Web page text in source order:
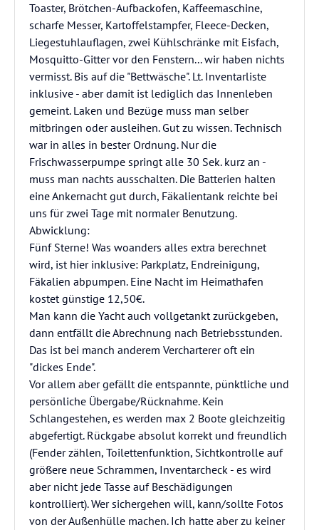
Toaster, Brötchen-Aufbackofen, Kaffeemaschine,
scharfe Messer, Kartoffelstampfer, Fleece-Decken,
Liegestuhlauflagen, zwei Kühlschränke mit Eisfach,
Mosquitto-Gitter vor den Fenstern... wir haben nichts
vermisst. Bis auf die "Bettwäsche". Lt. Inventarliste
inklusive - aber damit ist lediglich das Innenleben
gemeint. Laken und Bezüge muss man selber
mitbringen oder ausleihen. Gut zu wissen. Technisch
war in alles in bester Ordnung. Nur die
Frischwasserpumpe springt alle 30 Sek. kurz an -
muss man nachts ausschalten. Die Batterien halten
eine Ankernacht gut durch, Fäkalientank reichte bei
uns für zwei Tage mit normaler Benutzung.
Abwicklung:
Fünf Sterne! Was woanders alles extra berechnet
wird, ist hier inklusive: Parkplatz, Endreinigung,
Fäkalien abpumpen. Eine Nacht im Heimathafen
kostet günstige 12,50€.
Man kann die Yacht auch vollgetankt zurückgeben,
dann entfällt die Abrechnung nach Betriebsstunden.
Das ist bei manch anderem Vercharterer oft ein
"dickes Ende".
Vor allem aber gefällt die entspannte, pünktliche und
persönliche Übergabe/Rücknahme. Kein
Schlangestehen, es werden max 2 Boote gleichzeitig
abgefertigt. Rückgabe absolut korrekt und freundlich
(Fender zählen, Toilettenfunktion, Sichtkontrolle auf
größere neue Schrammen, Inventarcheck - es wird
aber nicht jede Tasse auf Beschädigungen
kontrolliert). Wer sichergehen will, kann/sollte Fotos
von der Außenhülle machen. Ich hatte aber zu keiner